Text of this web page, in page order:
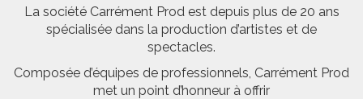
La société Carrément Prod est depuis plus de 20 ans
spécialisée dans la production d’artistes et de
spectacles.
Composée d’équipes de professionnels, Carrément Prod
met un point d’honneur à offrir